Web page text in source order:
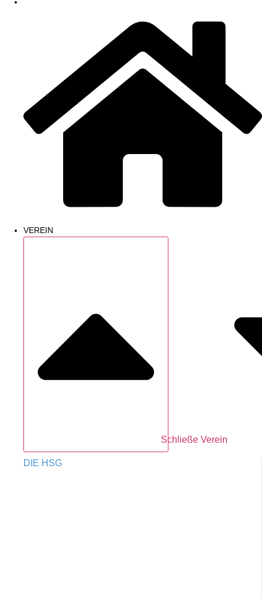
VEREIN
Schließe Verein
DIE HSG